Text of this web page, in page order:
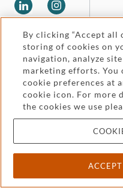
Legal and regulatory
Pricing
Cookies and privacy
By clicking “Accept all
storing of cookies on
navigation, analyze
marketing efforts.
cookie preferences at
cookie icon. For more
the cookies we use